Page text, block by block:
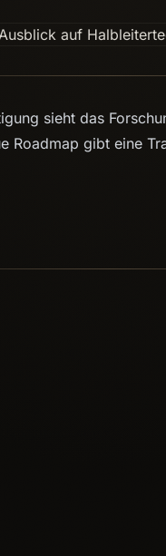
sieht das
Roadmap gibt eine